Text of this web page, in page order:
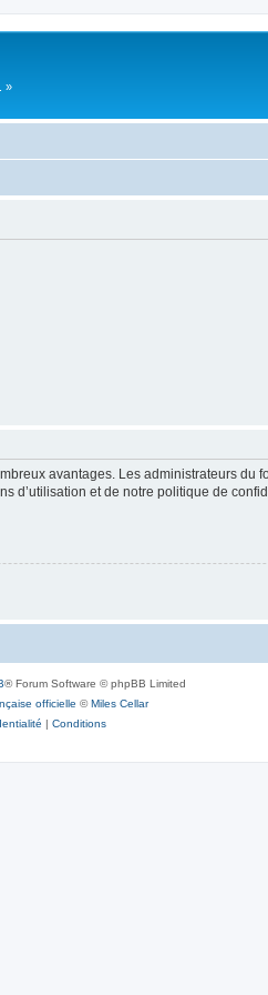
»
avantages. Les administrateurs
d’utilisation et de notre politique de
® Forum Software © phpBB Limited
officielle ©Miles Cellar
| Conditions